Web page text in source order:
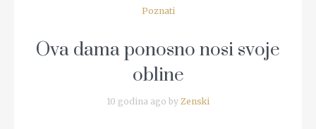
Poznati
Ova dama ponosno nosi svoje
obline
10 godina ago by Zenski